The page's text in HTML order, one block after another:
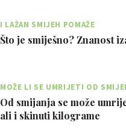
I LAŽAN SMIJEH POMAŽE
Što je smiješno? Znanost
MOŽE LI SE UMRIJETI OD
Od smijanja se može
ali i skinuti kilograme